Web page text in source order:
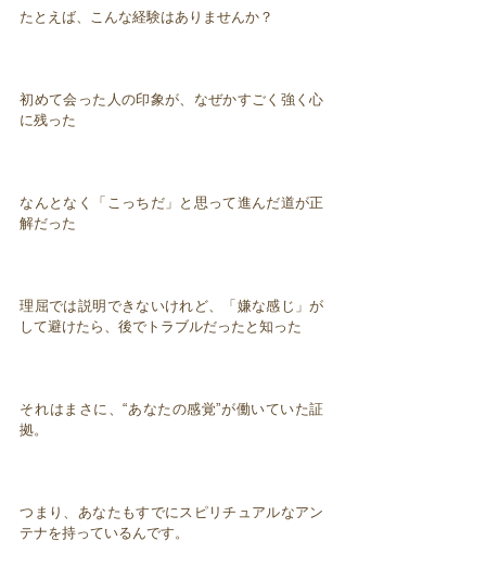
たとえば、こんな経験はありませんか？
初めて会った人の印象が、なぜかすごく強く心
に残った
なんとなく「こっちだ」と思って進んだ道が正
解だった
理屈では説明できないけれど、「嫌な感じ」が
して避けたら、後でトラブルだったと知った
それはまさに、“あなたの感覚”が働いていた証
拠。
つまり、あなたもすでにスピリチュアルなアン
テナを持っているんです。